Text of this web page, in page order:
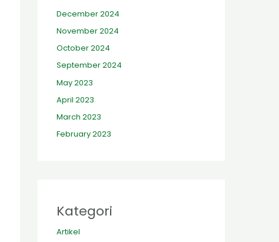
December 2024
November 2024
October 2024
September 2024
May 2023
April 2023
March 2023
February 2023
Kategori
Artikel